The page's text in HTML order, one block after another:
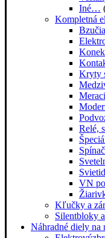
Iné…
Kompletná
Kryty
Relé,
VN
Kľučky a
Silentbloky
Náhradné diely na